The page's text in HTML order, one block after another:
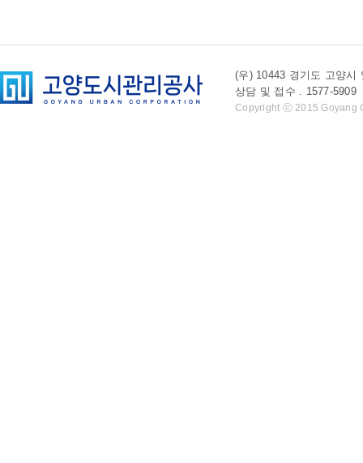
(우) 10443 경기도 고양시
상담 및 접수 . 1577-
Copyright ⓒ 2015 Goyang